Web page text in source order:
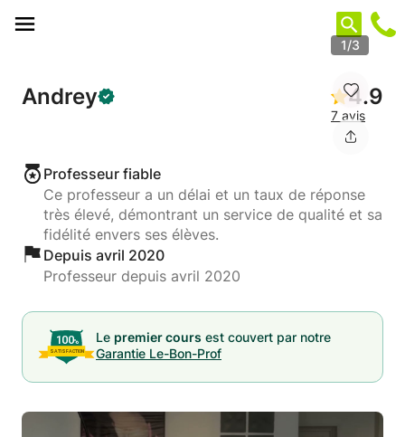
1/3
Andrey 4.9
7 avis
Professeur fiable
Ce professeur a un délai et un taux de réponse
très élevé, démontrant un service de qualité et sa
fidélité envers ses élèves.
Depuis avril 2020
Professeur depuis avril 2020
Le premier cours est couvert par notre
Garantie Le-Bon-Prof